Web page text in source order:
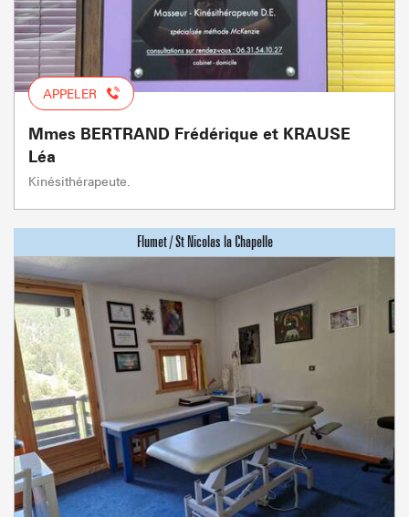
APPELER
Mmes BERTRAND Frédérique et KRAUSE
Léa
Kinésithérapeute.